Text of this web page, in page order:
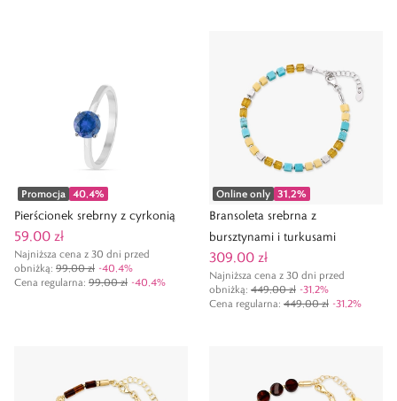
Promocja 40,4%
Pierścionek srebrny z cyrkonią
59,00 zł
Najniższa cena z 30 dni przed
obniżką: 99,00 zł -40,4%
Cena regularna: 99,00 zł -40,4%
Online only 31,2%
Bransoleta srebrna z
bursztynami i turkusami
309,00 zł
Najniższa cena z 30 dni przed
obniżką: 449,00 zł -31,2%
Cena regularna: 449,00 zł -31,2%